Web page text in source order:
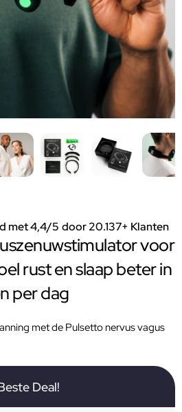
met 4,4/5 door 20.137+ Klanten
voor
rust en slaap beter in
per dag
met de Pulsetto nervus vagus
Deal!